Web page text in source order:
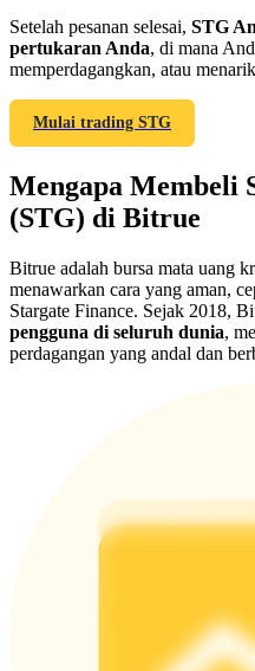
Share 500000
Exclusive for BitMart
Register & Trade to Win
USDT New User
USDT Flexible Staking |
Setelah pesanan selesai, STG
pertukaran Anda, di mana
memperdagangkan, atau
Mulai trading STG
Mengapa Membeli
(STG) di Bitrue
Bitrue adalah bursa mata uang
menawarkan cara yang aman,
Stargate Finance. Sejak 2018,
pengguna di seluruh dunia,
perdagangan yang andal dan